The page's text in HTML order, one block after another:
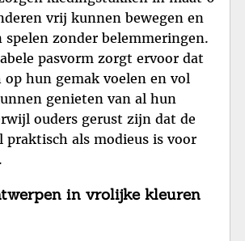
vrij kunnen bewegen en
spelen zonder belemmeringen.
pasvorm zorgt ervoor dat
hun gemak voelen en vol
genieten van al hun
ouders gerust zijn dat de
praktisch als modieus is voor
in vrolijke kleuren